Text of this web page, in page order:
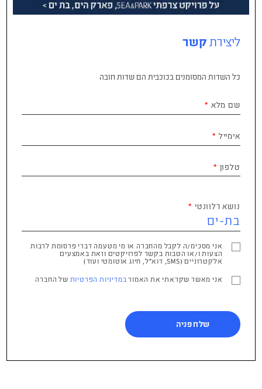
ליצירת קשר
כל השדות המסומנים בכוכבית הם שדות חובה
שם מלא
אימייל
טלפון
נושא רלוונטי
אני מסכימ/ה לקבל מהחברה או מי מטעמה דברי פרסומת לרבות
הצעות ו/או הטבות בקשר לפרויקטים וזאת באמצעים
אלקטרוניים (SMS, דוא"ל, חיוג אוטומטי ועוד)
אני מאשר שקראתי את האמור במדיניות הפרטיות של החברה